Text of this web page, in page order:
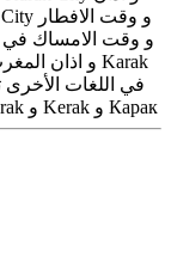
Karak City بأسماء مختلفة مثل Al-Karak و Karak و Kerak و Карак